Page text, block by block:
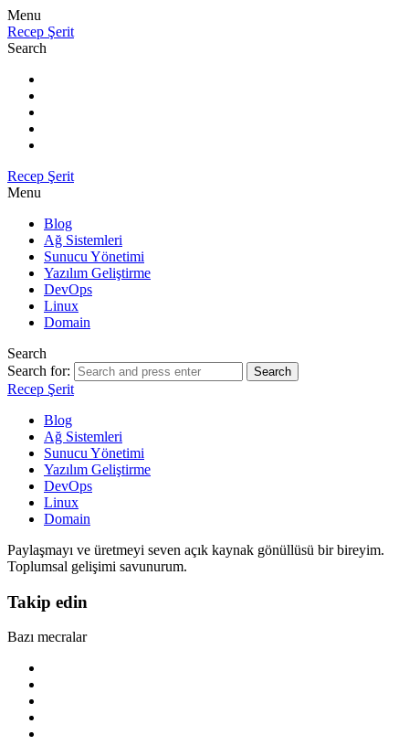
Menu
Recep Şerit
Search
Recep Şerit
Menu
Blog
Ağ Sistemleri
Sunucu Yönetimi
Yazılım Geliştirme
DevOps
Linux
Domain
Search
Search for:
Search
Recep Şerit
Blog
Ağ Sistemleri
Sunucu Yönetimi
Yazılım Geliştirme
DevOps
Linux
Domain
Paylaşmayı ve üretmeyi seven açık kaynak gönüllüsü bir bireyim.
Toplumsal gelişimi savunurum.
Takip edin
Bazı mecralar